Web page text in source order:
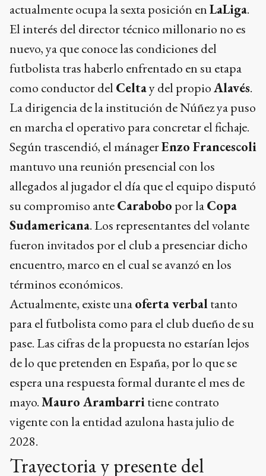
actualmente ocupa la sexta posición enLaLiga.
El interés del director técnico millonario no es
nuevo, ya que conoce las condiciones del
futbolista tras haberlo enfrentado en su etapa
como conductor del Celtay del propioAlavés.
La dirigencia de la institución de Núñez ya puso
en marcha el operativo para concretar el fichaje.
Según trascendió, el mánagerEnzo Francescoli
mantuvo una reunión presencial con los
allegados al jugador el día que el equipo disputó
su compromiso anteCarabobo por laCopa
Sudamericana. Los representantes del volante
fueron invitados por el club a presenciar dicho
encuentro, marco en el cual se avanzó en los
términos económicos.
Actualmente, existe unaoferta verbaltanto
para el futbolista como para el club dueño de su
pase. Las cifras de la propuesta no estarían lejos
de lo que pretenden en España, por lo que se
espera una respuesta formal durante el mes de
mayo.Mauro Arambarritiene contrato
vigente con la entidad azulona hasta julio de
2028.
Trayectoria y presente del